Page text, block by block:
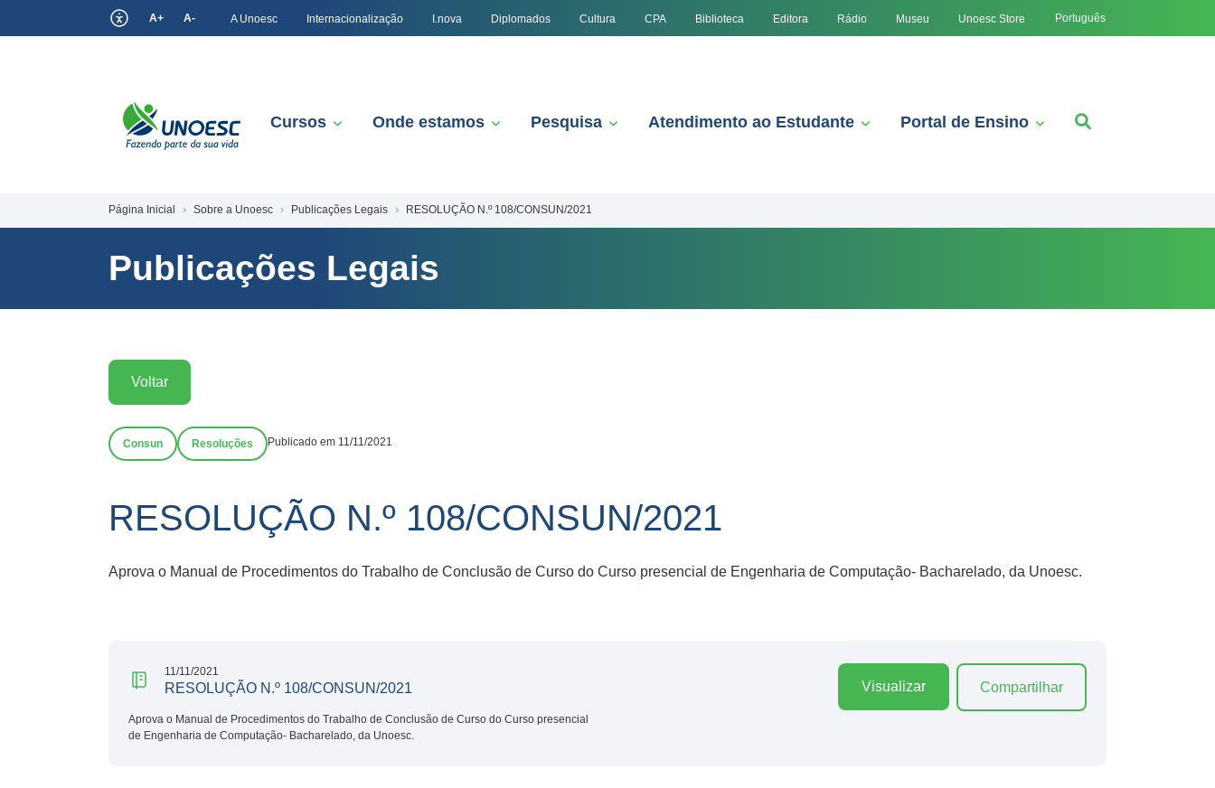
A+ A- A Unoesc Internacionalização I.nova Diplomados Cultura CPA Biblioteca Editora Rádio Museu Unoesc Store Português
Cursos Onde estamos Pesquisa Atendimento ao Estudante Portal de Ensino
Página Inicial Sobre a Unoesc Publicações Legais RESOLUÇÃO N.º 108/CONSUN/2021
Publicações Legais
Voltar
Consun Resoluções Publicado em 11/11/2021
RESOLUÇÃO N.º 108/CONSUN/2021
Aprova o Manual de Procedimentos do Trabalho de Conclusão de Curso do Curso presencial de Engenharia de Computação- Bacharelado, da Unoesc.
11/11/2021
RESOLUÇÃO N.º 108/CONSUN/2021
Aprova o Manual de Procedimentos do Trabalho de Conclusão de Curso do Curso presencial
de Engenharia de Computação- Bacharelado, da Unoesc.
Visualizar Compartilhar